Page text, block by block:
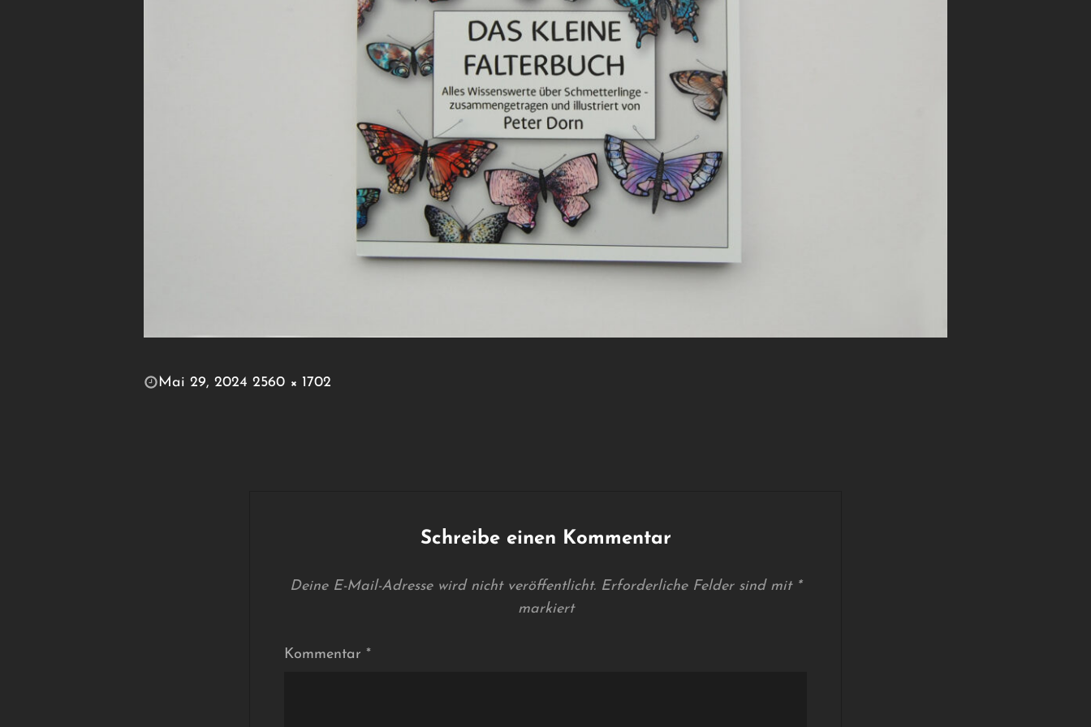
POSTED
Mai 29, 2024 2560 × 1702
Schreibe einen Kommentar
Deine E-Mail-Adresse wird nicht veröffentlicht. Erforderliche Felder sind mit *
markiert
Kommentar *